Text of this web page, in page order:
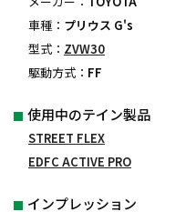
車種： プリウス G's
型式： ZVW30
駆動方式： FF
使用中のテイン製品
STREET FLEX
EDFC ACTIVE PRO
インプレッション